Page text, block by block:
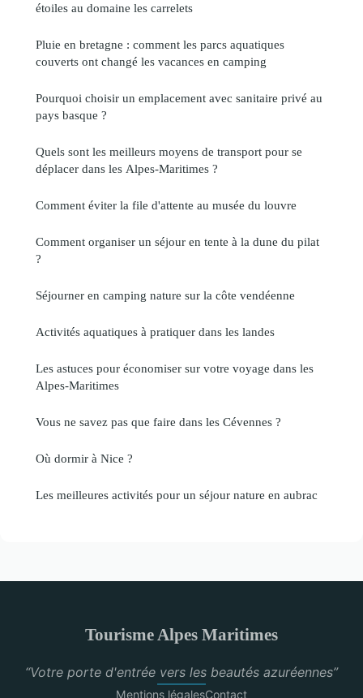
étoiles au domaine les carrelets
Pluie en bretagne : comment les parcs aquatiques
couverts ont changé les vacances en camping
Pourquoi choisir un emplacement avec sanitaire privé au
pays basque ?
Quels sont les meilleurs moyens de transport pour se
déplacer dans les Alpes-Maritimes ?
Comment éviter la file d'attente au musée du louvre
Comment organiser un séjour en tente à la dune du pilat
?
Séjourner en camping nature sur la côte vendéenne
Activités aquatiques à pratiquer dans les landes
Les astuces pour économiser sur votre voyage dans les
Alpes-Maritimes
Vous ne savez pas que faire dans les Cévennes ?
Où dormir à Nice ?
Les meilleures activités pour un séjour nature en aubrac
Tourisme Alpes Maritimes
“Votre porte d'entrée vers les beautés azuréennes”
Mentions légalesContact